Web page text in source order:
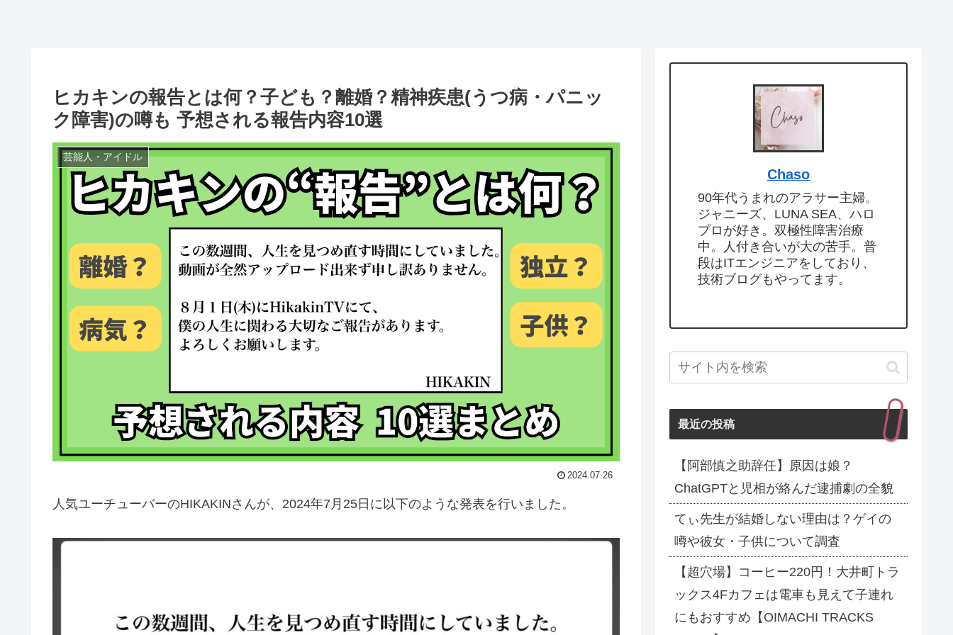
ヒカキンの報告とは何？子ども？離婚？精神疾患(うつ病・パニッ
ク障害)の噂も 予想される報告内容10選
芸能人・アイドル
2024.07.26
人気ユーチューバーのHIKAKINさんが、2024年7月25日に以下のような発表を行いました。
Chaso
90年代うまれのアラサー主婦。
ジャニーズ、LUNA SEA、ハロ
プロが好き。双極性障害治療
中。人付き合いが大の苦手。普
段はITエンジニアをしており、
技術ブログもやってます。
最近の投稿
【阿部慎之助辞任】原因は娘？
ChatGPTと児相が絡んだ逮捕劇の全貌
てぃ先生が結婚しない理由は？ゲイの
噂や彼女・子供について調査
【超穴場】コーヒー220円！大井町トラ
ックス4Fカフェは電車も見えて子連れ
にもおすすめ【OIMACHI TRACKS